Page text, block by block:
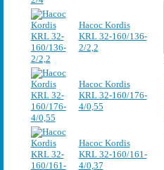
Насос Kordis
KRL 32-160/136-
2/2,2
Насос Kordis
KRL 32-160/176-
4/0,55
Насос Kordis
KRL 32-160/161-
4/0,37